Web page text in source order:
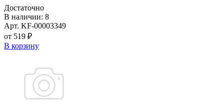
Достаточно
В наличии: 8
Арт. KF-00003349
от 519 ₽
В корзину